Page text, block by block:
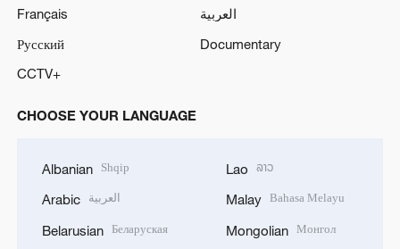
Français
العربية
Русский
Documentary
CCTV+
CHOOSE YOUR LANGUAGE
Albanian Shqip
Arabic العربية
Belarusian Беларуская
Lao ລາວ
Malay Bahasa Melayu
Mongolian Монгол